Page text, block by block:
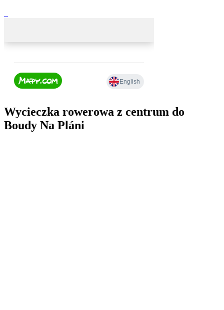
Wycieczka rowerowa z centrum do
Boudy Na Pláni